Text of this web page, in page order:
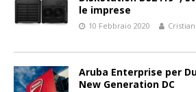
le imprese
10 Febbraio 2020
Aruba Enterprise per
New Generation DC